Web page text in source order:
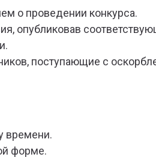
о проведении конкурса.
опубликовав
поступающие с
времени.
форме.